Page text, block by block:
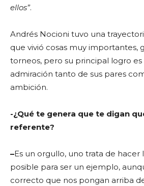
ellos”.
Andrés Nocioni tuvo una
que vivió cosas muy importantes,
torneos, pero su principal logro
admiración tanto de sus pares
ambición.
-¿Qué te genera que te digan
referente?
–Es un orgullo, uno trata de hacer
posible para ser un ejemplo,
correcto que nos pongan arriba